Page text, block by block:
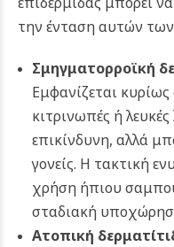
την ένταση αυτών
Σμηγματορροϊκή
Εμφανίζεται
κιτρινωπές ή
επικίνδυνη, αλλά
γονείς. Η τακτική
χρήση ήπιου
σταδιακή
Ατοπική